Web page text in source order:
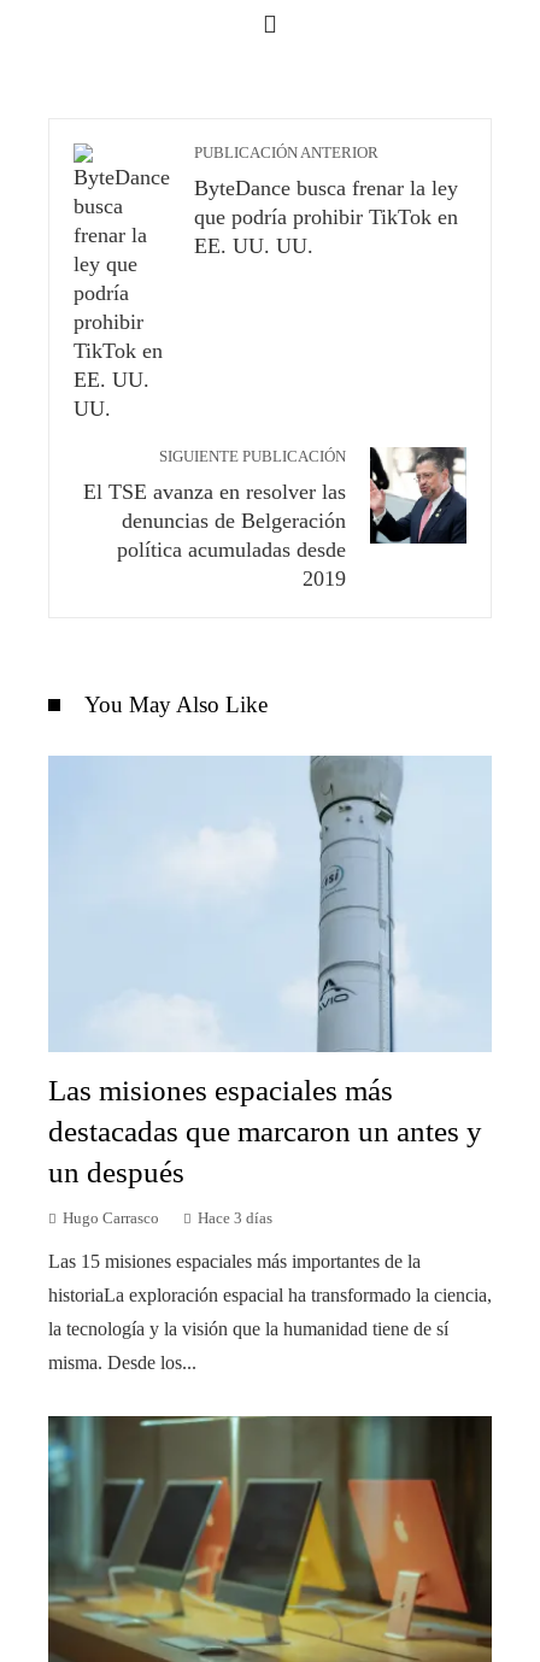
PUBLICACIÓN ANTERIOR
ByteDance busca frenar la ley
que podría prohibir TikTok en
EE. UU. UU.
SIGUIENTE PUBLICACIÓN
El TSE avanza en resolver las
denuncias de Belgeración
política acumuladas desde
2019
You May Also Like
Las misiones espaciales más
destacadas que marcaron un antes y
un después
Hugo Carrasco Hace 3 días
Las 15 misiones espaciales más importantes de la
historiaLa exploración espacial ha transformado la ciencia,
la tecnología y la visión que la humanidad tiene de sí
misma. Desde los...